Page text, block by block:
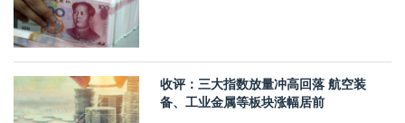
收评：三大指数放量冲高回落 航空装
备、工业金属等板块涨幅居前